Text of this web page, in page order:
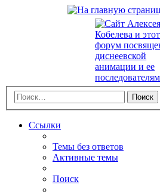
Поиск
Ссылки
Темы без ответов
Активные темы
Поиск